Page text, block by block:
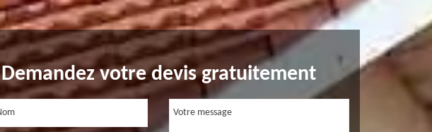
Demandez votre devis gratuitement